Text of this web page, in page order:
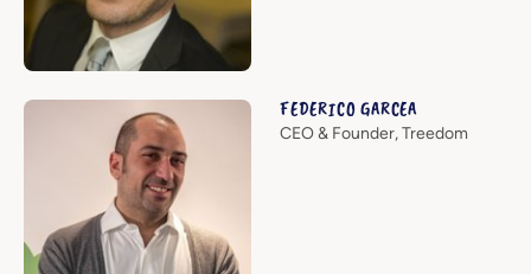
FEDERICO GARCEA
CEO & Founder, Treedom